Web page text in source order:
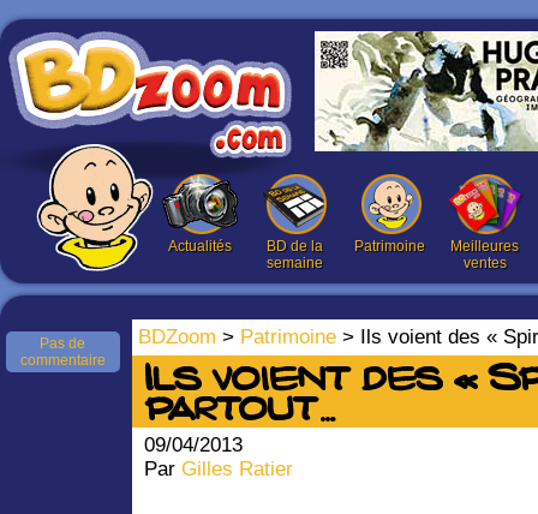
Actualités
BD de la
semaine
Patrimoine
Meilleures
ventes
BDZoom > Patrimoine > Ils voient des «
Pas de
commentaire
Ils voient des «
partout…
09/04/2013
Par Gilles Ratier